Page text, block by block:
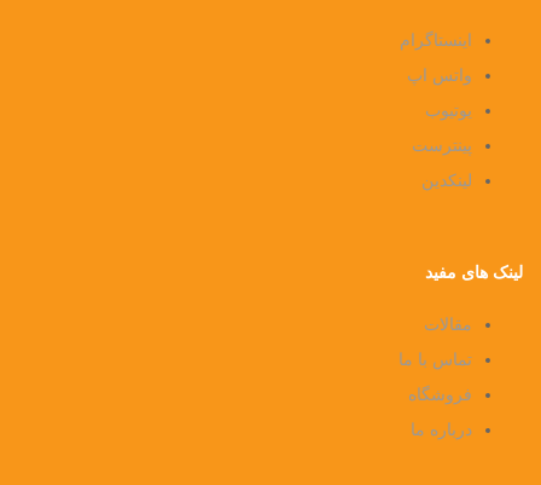
اینستاگرام
واتس اپ
یوتیوب
پینترست
لینکدین
لینک های مفید
مقالات
تماس با ما
فروشگاه
درباره ما